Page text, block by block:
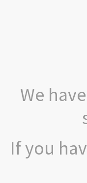
We
If you